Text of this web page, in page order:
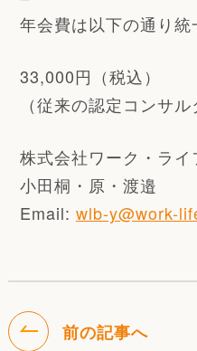
年会費は以下の通り統
33,000円（税込）
（従来の認定コンサ
株式会社ワーク・ラ
小田桐・原・渡邉
Email: wlb-y@work-
前の記事へ